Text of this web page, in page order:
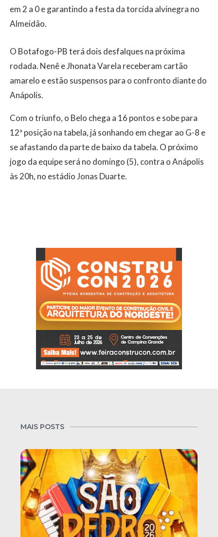
em 2 a 0 e garantindo a festa da torcida alvinegra no
Almeidão.
O Botafogo-PB terá dois desfalques na próxima
rodada. Nenê e Jhonata Varela receberam cartão
amarelo e estão suspensos para o confronto diante do
Anápolis.
Com o triunfo, o Belo chega a 16 pontos e sobe para
12ª posição na tabela, já sonhando em chegar ao G-8 e
se afastando da parte de baixo da tabela. O próximo
jogo da equipe será no domingo (5), contra o Anápolis
às 20h, no estádio Jonas Duarte.
MAIS POSTS